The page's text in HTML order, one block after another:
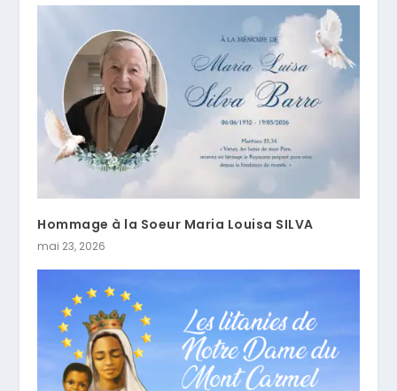
Hommage à la Soeur Maria Louisa SILVA
mai 23, 2026